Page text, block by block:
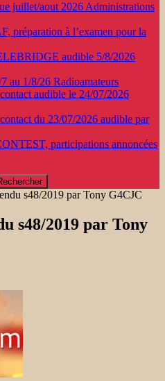
juillet/aout 2026 Administrations
préparation à l’examen pour la
audible 5/8/2026
au 1/8/26 Radioamateurs
audible le 24/07/2026
du 23/07/2026 audible par
participations annoncées
s48/2019 par Tony G4CJC
s48/2019 par Tony